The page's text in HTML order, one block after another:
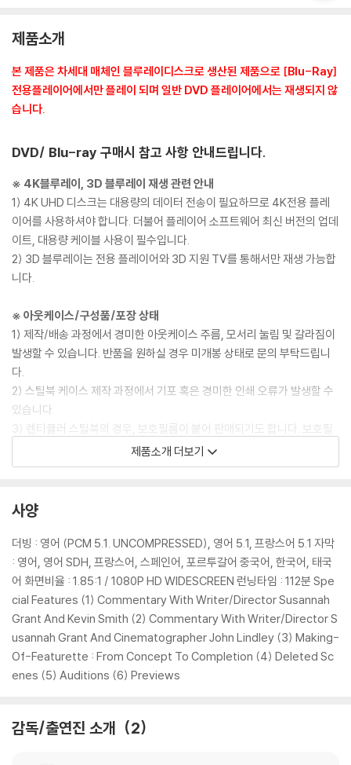
제품소개
본 제품은 차세대 매체인 블루레이디스크로 생산된 제품으로 [Blu-Ray]
전용플레이어에서만 플레이 되며 일반 DVD 플레이어에서는 재생되지 않
습니다.
DVD/ Blu-ray 구매시 참고 사항 안내드립니다.
※ 4K블루레이, 3D 블루레이 재생 관련 안내
1) 4K UHD 디스크는 대용량의 데이터 전송이 필요하므로 4K전용 플레
이어를 사용하셔야 합니다. 더불어 플레이어 소프트웨어 최신 버전의 업데
이트, 대용량 케이블 사용이 필수입니다.
2) 3D 블루레이는 전용 플레이어와 3D 지원 TV를 통해서만 재생 가능합
니다.
※ 아웃케이스/구성품/포장 상태
1) 제작/배송 과정에서 경미한 아웃케이스 주름, 모서리 눌림 및 갈라짐이
발생할 수 있습니다. 반품을 원하실 경우 미개봉 상태로 문의 부탁드립니
다.
2) 스틸북 케이스 제작 과정에서 기포 혹은 경미한 인쇄 오류가 발생할 수
있습니다.
3) 렌티큘러 스틸북의 경우, 보호필름이 붙어 판매되기도 합니다. 보호필
름 손상에 의한 교환/반품은 불가합니다.
4) 본품 보호를 위해 노란색의 카톤 박스로 재포장한 경우, 카톤박스 손상
5) 아웃케이스/구성품/포장 상태 불량에 의한 교환/반품 신청시 불량 확
인을 위해 개봉 시의 동영상을 요청할 수 있으며, 동영상이 없는 경우 교
환/반품이 제한될 수 있습니다.
※ 디스크 재생 불량
1) 기기 문제로 인해 발생하는 재생 불량 현상에 대해서는 반품/교환이 불
가하니 최신 소프트웨어로 업데이트된 DVD/BD 전용 기기에서 재생하실
것을 권유해 드립니다.
2) 정전기와 먼지로 인해 재생이 원활하지 않은 경우가 있습니다. 디스크
를 마른 천으로 닦으시거나, DVD 클리너 등 전용 제품을 이용하면 대부분
생이 불가능한 경우가 있습니다. 독립형 전용 플레이어 사용을 권장드리
제품소개 더보기
사양
더빙 : 영어 (PCM 5.1. UNCOMPRESSED), 영어 5.1, 프랑스어 5.1 자막
: 영어, 영어 SDH, 프랑스어, 스페인어, 포르투갈어 중국어, 한국어, 태국
어 화면비율 : 1.85:1 / 1080P HD WIDESCREEN 런닝타임 : 112분 Spe
cial Features (1) Commentary With Writer/Director Susannah
Grant And Kevin Smith (2) Commentary With Writer/Director S
usannah Grant And Cinematographer John Lindley (3) Making-
Of-Featurette : From Concept To Completion (4) Deleted Sc
enes (5) Auditions (6) Previews
감독/출연진 소개 2